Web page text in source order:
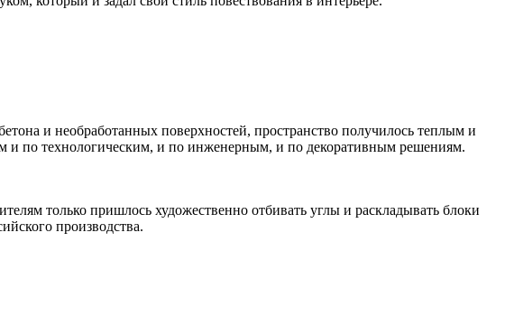
и необработанных поверхностей, пространство получилось теплым и
и по технологическим, и по инженерным, и по декоративным решениям.
только пришлось художественно отбивать углы и раскладывать блоки
производства.